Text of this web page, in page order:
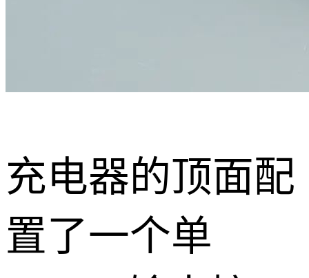
充电器的顶面配
置了一个单